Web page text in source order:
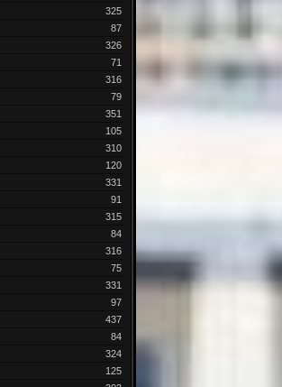
325
87
326
71
316
79
351
105
310
120
331
91
315
84
316
75
331
97
437
84
324
125